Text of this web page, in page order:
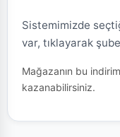
Sistemimizde
var, tıklayarak
Mağazanın bu
kazanabilirsiniz.